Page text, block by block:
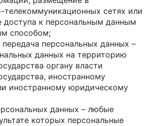
сетях или
доступа к персональным данным
способом;
передача персональных данных –
данных на территорию
органу власти
иностранному
иностранному юридическому
данных – любые
которых персональные